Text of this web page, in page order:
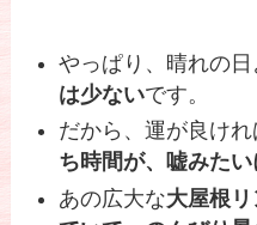
やっぱり、晴れの
は少ないです。
だから、運が良けれ
ち時間が、嘘みた
あの広大な大屋根